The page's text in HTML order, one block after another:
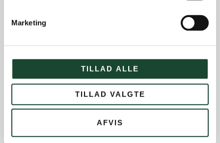
Marketing
TILLAD ALLE
TILLAD VALGTE
AFVIS